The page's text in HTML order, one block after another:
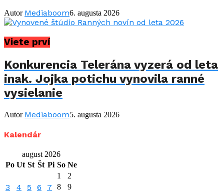
Autor Mediaboom6. augusta 2026
Viete prví
Konkurencia Telerána vyzerá od leta
inak. Jojka potichu vynovila ranné
vysielanie
Autor Mediaboom5. augusta 2026
Kalendár
august 2026
Po Ut St Št Pi So Ne
1
2
3 4 5 6 7 8 9